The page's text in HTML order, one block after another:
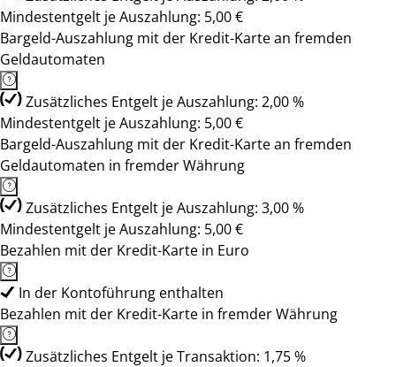
Mindestentgelt je Auszahlung: 5,00 €
Bargeld-Auszahlung mit der Kredit-Karte an fremden
Geldautomaten
Zusätzliches Entgelt je Auszahlung: 2,00 %
Mindestentgelt je Auszahlung: 5,00 €
Bargeld-Auszahlung mit der Kredit-Karte an fremden
Geldautomaten in fremder Währung
Zusätzliches Entgelt je Auszahlung: 3,00 %
Mindestentgelt je Auszahlung: 5,00 €
Bezahlen mit der Kredit-Karte in Euro
In der Kontoführung enthalten
Bezahlen mit der Kredit-Karte in fremder Währung
Zusätzliches Entgelt je Transaktion: 1,75 %